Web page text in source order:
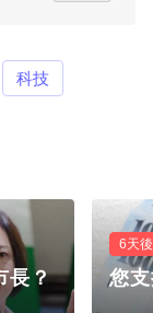
科技
長？
6天
您